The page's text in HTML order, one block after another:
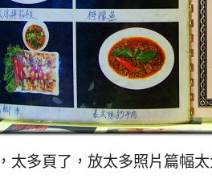
多頁了，放太多照片篇幅太